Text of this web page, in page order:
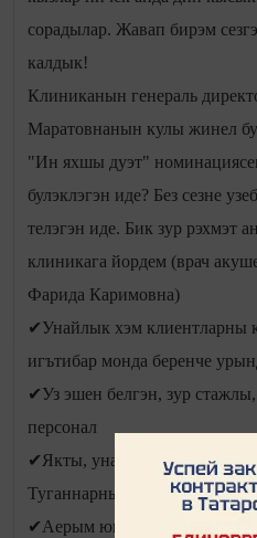
сорадылар. Жавап бирэм
калдык!
Клиниканын генераль
Маратовнанын кулы жинел
"Ин яхшы дуэт"
булэклэгэн иде? Без сезне
телэгэн иде. Бик зур рэхмэт
клиникага йордем (врач
Фарида Каримовна)
✔Унайлык хэм клиентларны
игътибар монда беренче
✔Уз эшен белгэн, зур
персонал
✔Якты, унайлы, матур,
Туганнарнын берсе сезнен
✔Аерым юыну булмэсе, тэмле